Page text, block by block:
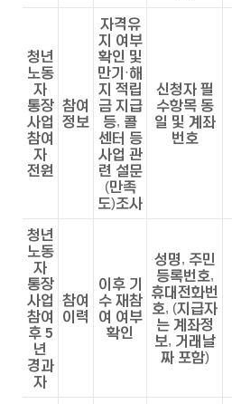
청년
노동
자
통장
사업
참여
자
전원
참여
정보
자격유
지 여부
확인 및
만기·해
지 적립
금 지급
등, 콜
센터 등
사업 관
련 설문
(만족
도)조사
신청자 필
수항목 동
일 및 계좌
번호
청년
노동
자
통장
사업
참여
후 5
년
경과
자
참여
이력
이후 기
수 재참
여 여부
확인
성명, 주민
등록번호,
휴대전화번
호, (지급자
는 계좌정
보, 거래날
짜 포함)